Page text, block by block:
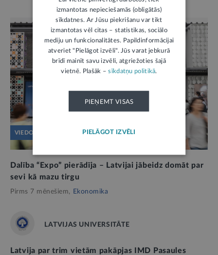
VIEDOKLIS
Dalība “Expo” pierādīja – Latvijai jābeidz domāt par
sevi kā mazu tirgu
Pirms 7 mēnešiem, Ekonomika
LATVIJAS UNIVERSITĀTE
Latvija par trim vietām pakāpjas IMD Pasaules
izmantotas nepieciešamās (obligātās)
sīkdatnes. Ar Jūsu piekrišanu var tikt
izmantotas vēl citas – statistikas, sociālo
mediju un funkcionalitātes. Papildinformācijai
atveriet "Pielāgot izvēli". Jūs varat jebkurā
brīdī mainīt savu izvēli, atgriežoties šajā
vietnē. Plašāk –sīkdatņu politikā.
PIEŅEMT VISAS
PIELĀGOT IZVĒLI